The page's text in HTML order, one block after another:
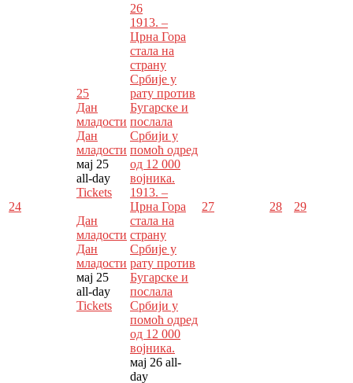
24
25
Дан
младости
Дан
младости
мај 25
all-day
Tickets
Дан
младости
Дан
младости
мај 25
all-day
Tickets
26
1913. –
Црна Гора
стала на
страну
Србије у
рату против
Бугарске и
послала
Србији у
помоћ одред
од 12 000
војника.
1913. –
Црна Гора
стала на
страну
Србије у
рату против
Бугарске и
послала
Србији у
помоћ одред
од 12 000
војника.
мај 26 all-
day
27 28 29